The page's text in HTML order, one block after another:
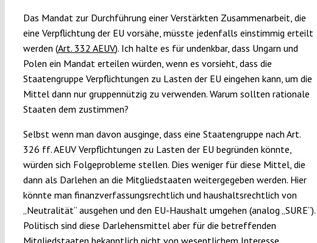
Das Mandat zur Durchführung einer Verstärkten Zusammenarbeit, die
eine Verpflichtung der EU vorsähe, müsste jedenfalls einstimmig erteilt
werden (Art. 332 AEUV). Ich halte es für undenkbar, dass Ungarn und
Polen ein Mandat erteilen würden, wenn es vorsieht, dass die
Staatengruppe Verpflichtungen zu Lasten der EU eingehen kann, um die
Mittel dann nur gruppennützig zu verwenden. Warum sollten rationale
Staaten dem zustimmen?
Selbst wenn man davon ausginge, dass eine Staatengruppe nach Art.
326 ff. AEUV Verpflichtungen zu Lasten der EU begründen könnte,
würden sich Folgeprobleme stellen. Dies weniger für diese Mittel, die
dann als Darlehen an die Mitgliedstaaten weitergegeben werden. Hier
könnte man finanzverfassungsrechtlich und haushaltsrechtlich von
„Neutralität“ ausgehen und den EU-Haushalt umgehen (analog „SURE“).
Politisch sind diese Darlehensmittel aber für die betreffenden